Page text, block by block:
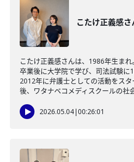
こたけ正義感さ
こたけ正義感さんは、1986年生ま
卒業後に大学院で学び、司法試験に1
2012年に弁護士としての活動をス
後、ワタナベコメディスクールの社
2026.05.04|00:26:01